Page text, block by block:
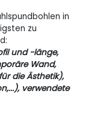
in
zu
und -länge,
Wand,
die Ästhetik),
verwendete